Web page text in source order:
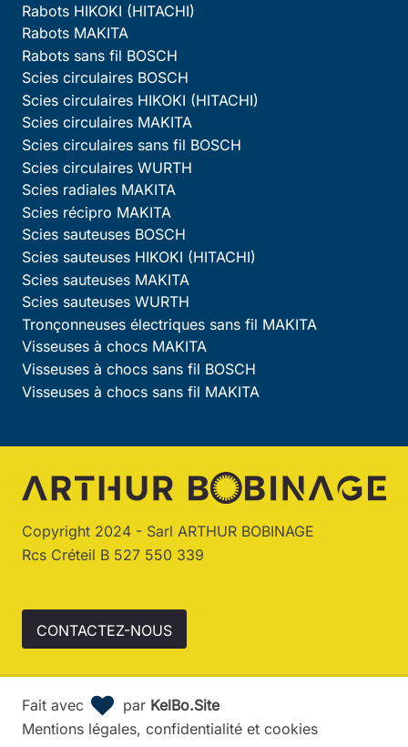
Rabots HIKOKI (HITACHI)
Rabots MAKITA
Rabots sans fil BOSCH
Scies circulaires BOSCH
Scies circulaires HIKOKI (HITACHI)
Scies circulaires MAKITA
Scies circulaires sans fil BOSCH
Scies circulaires WURTH
Scies radiales MAKITA
Scies récipro MAKITA
Scies sauteuses BOSCH
Scies sauteuses HIKOKI (HITACHI)
Scies sauteuses MAKITA
Scies sauteuses WURTH
Tronçonneuses électriques sans fil MAKITA
Visseuses à chocs MAKITA
Visseuses à chocs sans fil BOSCH
Visseuses à chocs sans fil MAKITA
Copyright 2024 - Sarl ARTHUR BOBINAGE
Rcs Créteil B 527 550 339
CONTACTEZ-NOUS
Fait avec par KelBo.Site
Mentions légales, confidentialité et cookies